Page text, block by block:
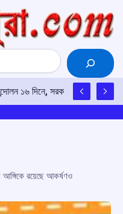
১৬ দিনে, সরকারের বিরুদ্ধে
আঙ্গিকে রয়েছে আকর্ষণও